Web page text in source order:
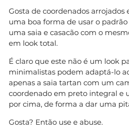
Gosta de coordenados arrojados
uma boa forma de usar o
uma saia e casacão com o
em look total.
É claro que este não é um look
minimalistas podem adaptá-lo
apenas a saia tartan com um
coordenado em preto integral e
por cima, de forma a dar uma
Gosta? Então use e abuse.